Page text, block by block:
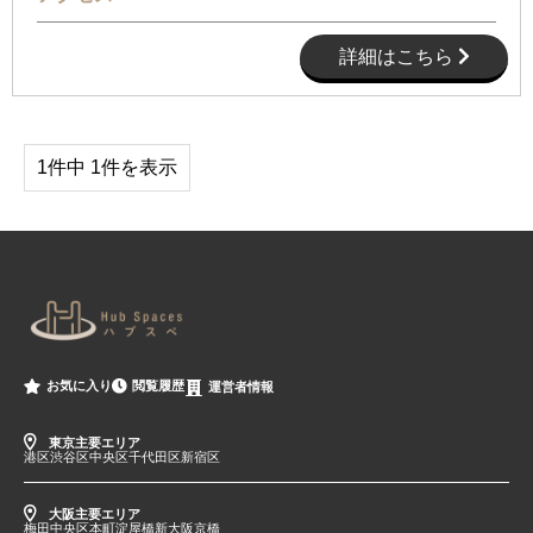
詳細はこちら
1件中 1件を表示
お気に入り 閲覧履歴 運営者情報
東京主要エリア
港区渋谷区中央区千代田区新宿区
大阪主要エリア
梅田中央区本町淀屋橋新大阪京橋